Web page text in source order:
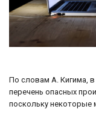
По словам А. Кигима,
перечень опасных
поскольку некоторые